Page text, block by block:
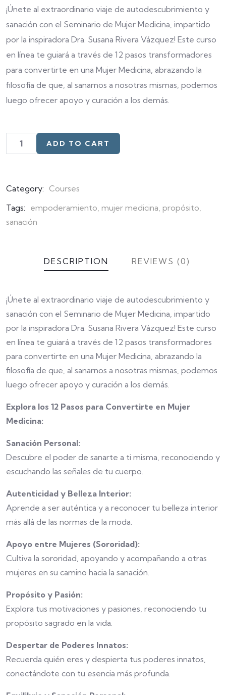
on
ratings
¡Únete al extraordinario viaje de autodescubrimiento y
sanación con el Seminario de Mujer Medicina, impartido
por la inspiradora Dra. Susana Rivera Vázquez! Este curso
en línea te guiará a través de 12 pasos transformadores
para convertirte en una Mujer Medicina, abrazando la
filosofía de que, al sanarnos a nosotras mismas, podemos
luego ofrecer apoyo y curación a los demás.
ADD TO CART
Category: Courses
Tags: empoderamiento mujer medicina propósito
sanación
DESCRIPTION REVIEWS (0)
¡Únete al extraordinario viaje de autodescubrimiento y
sanación con el Seminario de Mujer Medicina, impartido
por la inspiradora Dra. Susana Rivera Vázquez! Este curso
en línea te guiará a través de 12 pasos transformadores
para convertirte en una Mujer Medicina, abrazando la
filosofía de que, al sanarnos a nosotras mismas, podemos
luego ofrecer apoyo y curación a los demás.
Explora los 12 Pasos para Convertirte en Mujer
Medicina:
Sanación Personal:
Descubre el poder de sanarte a ti misma, reconociendo y
escuchando las señales de tu cuerpo.
Autenticidad y Belleza Interior:
Aprende a ser auténtica y a reconocer tu belleza interior
más allá de las normas de la moda.
Apoyo entre Mujeres (Sororidad):
Cultiva la sororidad, apoyando y acompañando a otras
mujeres en su camino hacia la sanación.
Propósito y Pasión:
Explora tus motivaciones y pasiones, reconociendo tu
propósito sagrado en la vida.
Despertar de Poderes Innatos:
Recuerda quién eres y despierta tus poderes innatos,
conectándote con tu esencia más profunda.